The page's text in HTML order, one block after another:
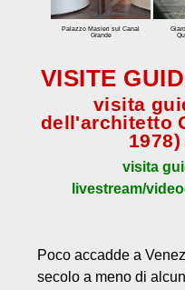
Tour speciali
Biennale
Biennale Arte
Biennale Architettura
Contatto
Palazzo Masieri sul Canal
Grande
VISITE
visita
dell'architetto
visita
livestream/
Poco accadde a
secolo a meno di